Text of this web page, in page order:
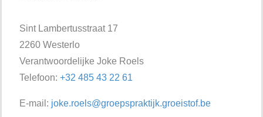
Sint Lambertusstraat 17
2260 Westerlo
Verantwoordelijke Joke Roels
Telefoon: +32 485 43 22 61
E-mail: joke.roels@groepspraktijk.groeistof.be